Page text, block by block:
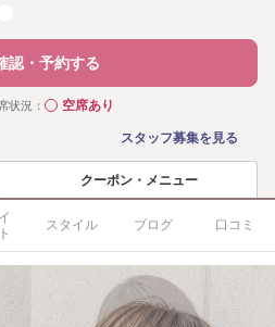
認・予約する
状況： ◯空席あり
スタッフ募集を見る
クーポン・メニュー
スタイル ブログ 口コミ